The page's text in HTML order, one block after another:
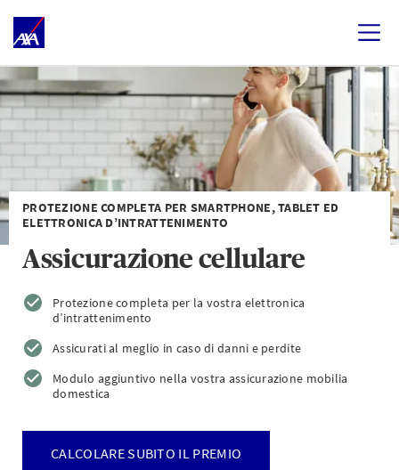
PROTEZIONE COMPLETA PER SMARTPHONE, TABLET ED
ELETTRONICA D’INTRATTENIMENTO
Assicurazione cellulare
Protezione completa per la vostra elettronica
d’intrattenimento
Assicurati al meglio in caso di danni e perdite
Modulo aggiuntivo nella vostra assicurazione mobilia
domestica
CALCOLARE SUBITO IL PREMIO